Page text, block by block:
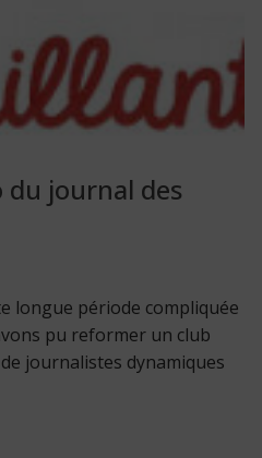
journal des
longue période compliquée
pu reformer un club
journalistes dynamiques